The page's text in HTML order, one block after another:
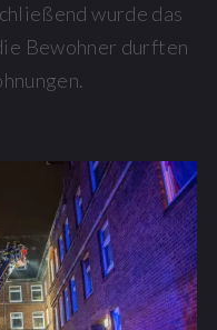
wurde das
Bewohner durften